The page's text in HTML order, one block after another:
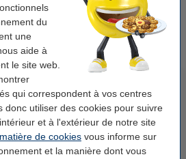
du
une
aide à
le site web.
qui correspondent à vos centres
donc utiliser des cookies pour suivre
et à l'extérieur de notre site
de cookies vous informe sur
et la manière dont vous
populaires